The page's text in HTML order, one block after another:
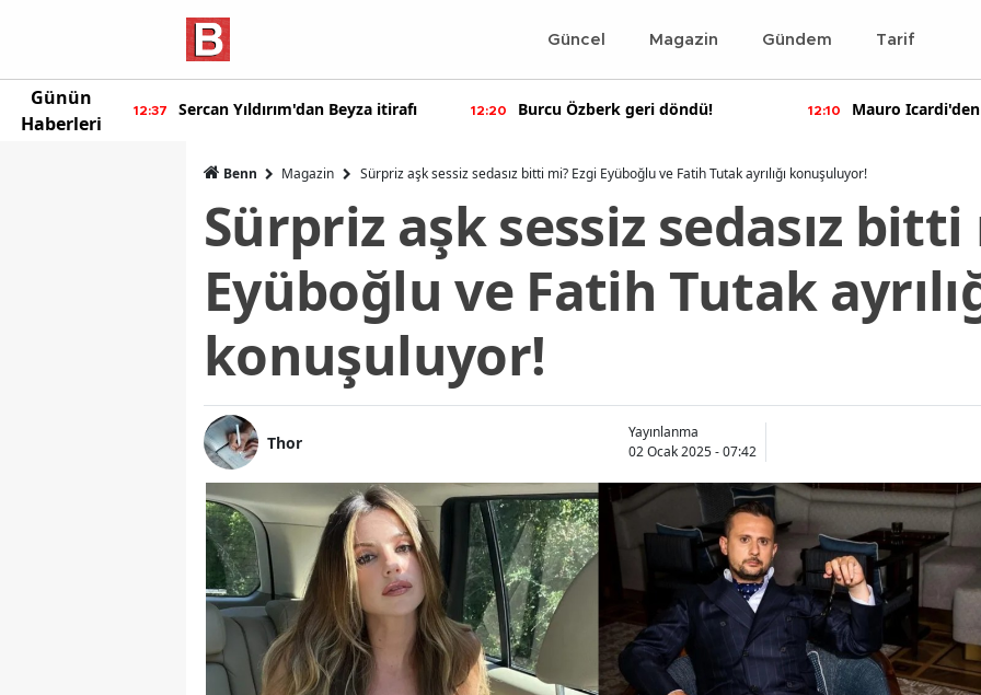
Güncel Magazin Gündem Tarif
Günün
Haberleri
Yıldırım'dan Beyza itirafı 12:20 Burcu Özberk geri döndü! 12:10
Mauro Icardi'den olay yaratan
11:55
Benn Magazin Sürpriz aşk sessiz sedasız bitti mi? Ezgi Eyüboğlu ve Fatih Tutak ayrılığı konuşuluyor!
Sürpriz aşk sessiz sedasız bitti
Eyüboğlu ve Fatih Tutak
konuşuluyor!
Thor
Yayınlanma
02 Ocak 2025 - 07:42